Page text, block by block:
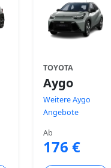
TOYOTA
Aygo
Weitere Aygo
Angebote
Ab
176 €